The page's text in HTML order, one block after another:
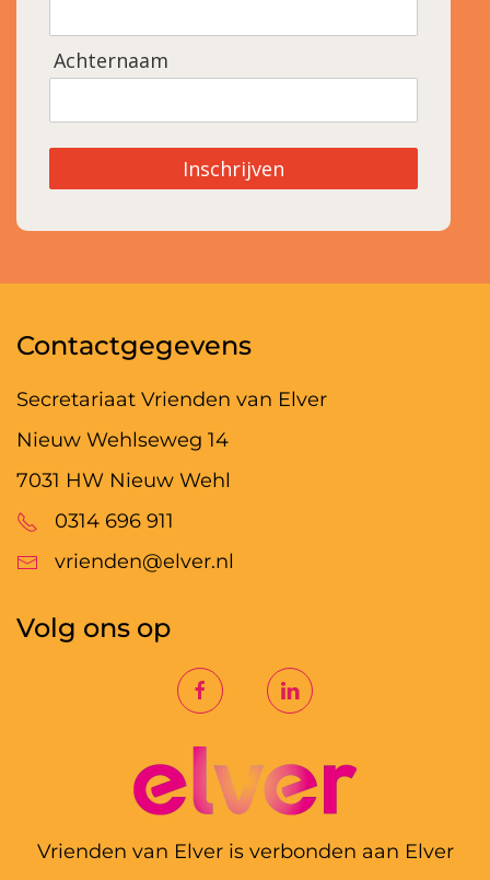
Achternaam
Inschrijven
Contactgegevens
Secretariaat Vrienden van Elver
Nieuw Wehlseweg 14
7031 HW Nieuw Wehl
0314 696 911
vrienden@elver.nl
Volg ons op
Vrienden van Elver is verbonden aan Elver